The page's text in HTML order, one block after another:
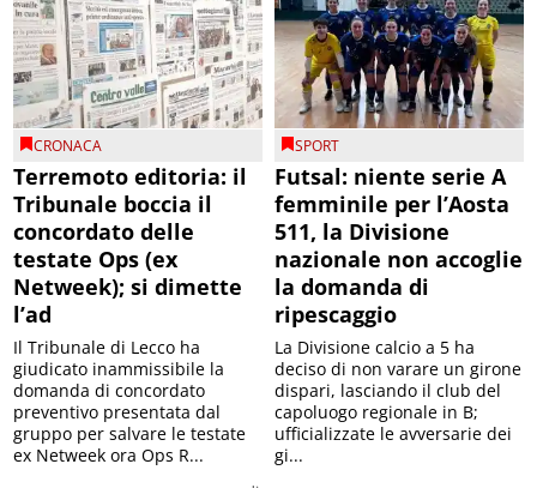
CRONACA
Terremoto editoria: il
Tribunale boccia il
concordato delle
testate Ops (ex
Netweek); si dimette
l’ad
Il Tribunale di Lecco ha
giudicato inammissibile la
domanda di concordato
preventivo presentata dal
gruppo per salvare le testate
ex Netweek ora Ops R...
SPORT
Futsal: niente serie A
femminile per l’Aosta
511, la Divisione
nazionale non accoglie
la domanda di
ripescaggio
La Divisione calcio a 5 ha
deciso di non varare un girone
dispari, lasciando il club del
capoluogo regionale in B;
ufficializzate le avversarie dei
gi...